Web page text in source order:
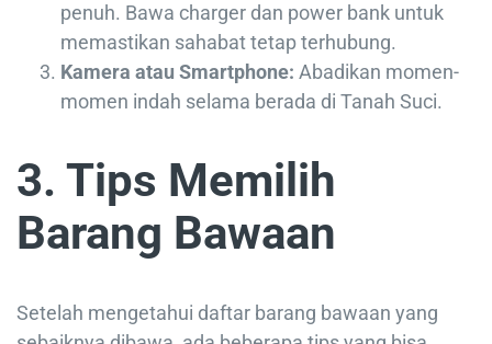
penuh. Bawa charger dan power bank untuk
memastikan sahabat tetap terhubung.
Kamera atau Smartphone: Abadikan momen-
momen indah selama berada di Tanah Suci.
3. Tips Memilih
Barang Bawaan
Setelah mengetahui daftar barang bawaan yang